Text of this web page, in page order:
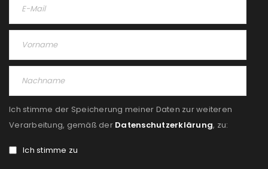
Passwort
Anmeldeformular geschützt durch WP Captcha
Angemeldet bleiben
ANMELDEN
Ich stimme der Speicherung meiner Daten zur weiteren
Verarbeitung, gemäß der Datenschutzerklärung, zu:
Ich stimme zu